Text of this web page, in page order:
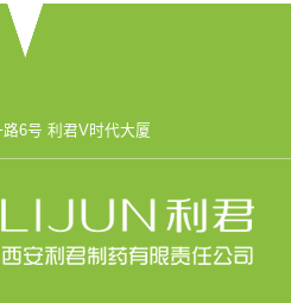
6号 利君V时代大厦